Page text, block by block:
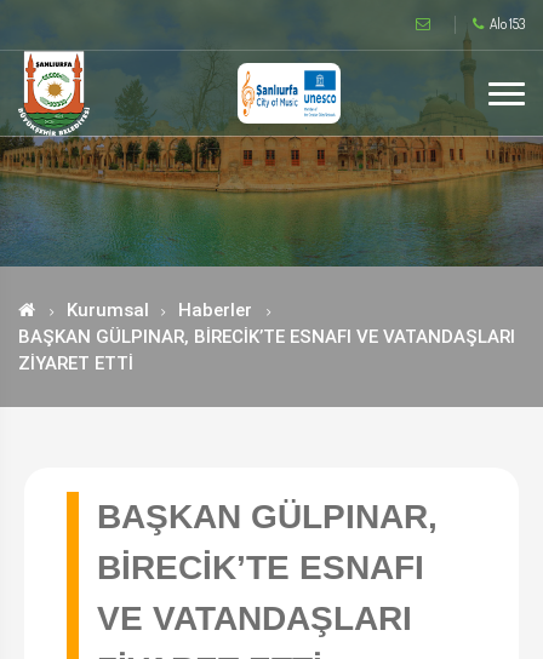
Alo 153
Kurumsal
Haberler
BAŞKAN GÜLPINAR, BİRECİK’TE ESNAFI VE VATANDAŞLARI
ZİYARET ETTİ
BAŞKAN GÜLPINAR,
BİRECİK’TE ESNAFI
VE VATANDAŞLARI